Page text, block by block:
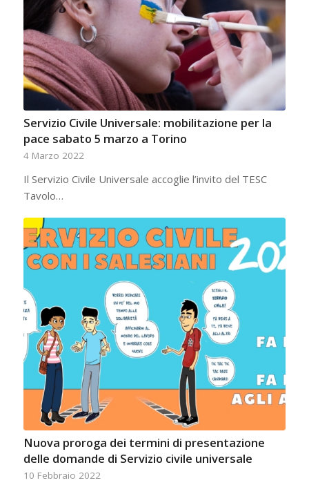
Servizio Civile Universale: mobilitazione per la
pace sabato 5 marzo a Torino
4 Marzo 2022
Il Servizio Civile Universale accoglie l’invito del TESC
Tavolo…
Nuova proroga dei termini di presentazione
delle domande di Servizio civile universale
10 Febbraio 2022